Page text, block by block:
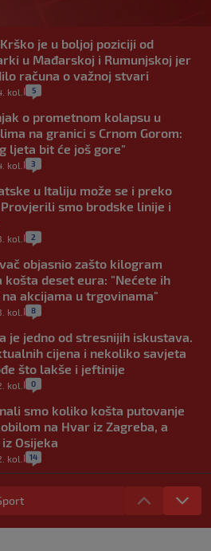
je u boljoj poziciji od
u Mađarskoj i Rumunjskoj jer
računa o važnoj stvari
kol. 5
o prometnom kolapsu u
na granici s Crnom Gorom:
ljeta bit će još gore"
kol. 3
u Italiju može se i preko
smo brodske linije i
kol. 2
objasnio zašto kilogram
košta deset eura: "Nećete ih
akcijama u trgovinama"
kol. 8
je jedno od stresnijih iskustava.
cijena i nekoliko savjeta
što lakše i jeftinije
kol. 0
smo koliko košta putovanje
na Hvar iz Zagreba, a
Osijeka
kol. 14
otišla na more, a zaboravila
iskaznicu". Kakva su prava
izvan mjesta prebivališta?
1